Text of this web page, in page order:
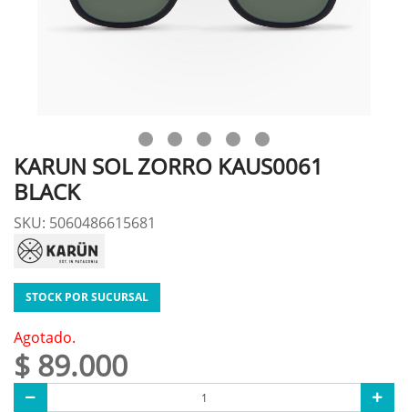
KARUN SOL ZORRO KAUS0061
BLACK
SKU: 5060486615681
STOCK POR SUCURSAL
Agotado.
$ 89.000